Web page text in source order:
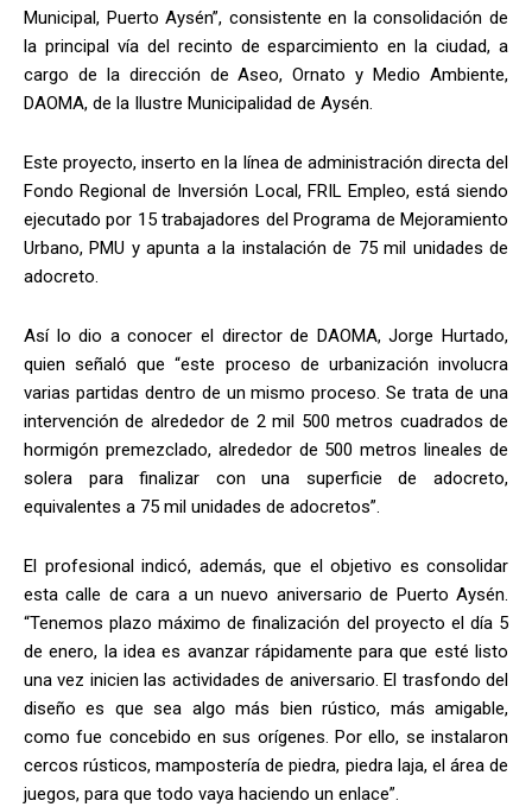
Municipal, Puerto Aysén”, consistente en la consolidación de
la principal vía del recinto de esparcimiento en la ciudad, a
cargo de la dirección de Aseo, Ornato y Medio Ambiente,
DAOMA, de la Ilustre Municipalidad de Aysén.
Este proyecto, inserto en la línea de administración directa del
Fondo Regional de Inversión Local, FRIL Empleo, está siendo
ejecutado por 15 trabajadores del Programa de Mejoramiento
Urbano, PMU y apunta a la instalación de 75 mil unidades de
adocreto.
Así lo dio a conocer el director de DAOMA, Jorge Hurtado,
quien señaló que “este proceso de urbanización involucra
varias partidas dentro de un mismo proceso. Se trata de una
intervención de alrededor de 2 mil 500 metros cuadrados de
hormigón premezclado, alrededor de 500 metros lineales de
solera para finalizar con una superficie de adocreto,
equivalentes a 75 mil unidades de adocretos”.
El profesional indicó, además, que el objetivo es consolidar
esta calle de cara a un nuevo aniversario de Puerto Aysén.
“Tenemos plazo máximo de finalización del proyecto el día 5
de enero, la idea es avanzar rápidamente para que esté listo
una vez inicien las actividades de aniversario. El trasfondo del
diseño es que sea algo más bien rústico, más amigable,
como fue concebido en sus orígenes. Por ello, se instalaron
cercos rústicos, mampostería de piedra, piedra laja, el área de
juegos, para que todo vaya haciendo un enlace”.